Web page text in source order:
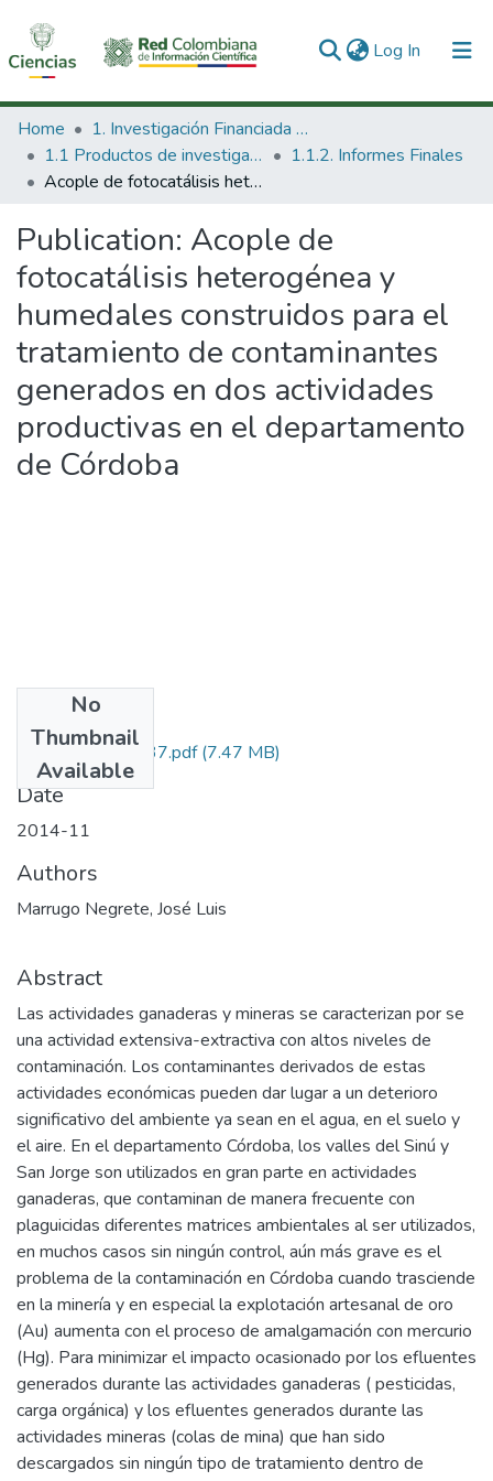
Log In (current)
Communities & Collections
All of DSpace
Home
1. Investigación Financiada con Recursos Públicos
1.1 Productos de investigación
1.1.2. Informes Finales
Acople de fotocatálisis heterogénea y humedales construidos para el tratamiento de contaminantes generados en dos actividades productivas en el departamento de Córdoba
Publication: Acople de
fotocatálisis heterogénea y
humedales construidos para el
tratamiento de contaminantes
generados en dos actividades
productivas en el departamento
de Córdoba
No
Thumbnail
Available
111254031137.pdf(7.47 MB)
Date
2014-11
Authors
Marrugo Negrete, José Luis
Abstract
Las actividades ganaderas y mineras se caracterizan por se
una actividad extensiva-extractiva con altos niveles de
contaminación. Los contaminantes derivados de estas
actividades económicas pueden dar lugar a un deterioro
significativo del ambiente ya sean en el agua, en el suelo y
el aire. En el departamento Córdoba, los valles del Sinú y
San Jorge son utilizados en gran parte en actividades
ganaderas, que contaminan de manera frecuente con
plaguicidas diferentes matrices ambientales al ser utilizados,
en muchos casos sin ningún control, aún más grave es el
problema de la contaminación en Córdoba cuando trasciende
en la minería y en especial la explotación artesanal de oro
(Au) aumenta con el proceso de amalgamación con mercurio
(Hg). Para minimizar el impacto ocasionado por los efluentes
generados durante las actividades ganaderas ( pesticidas,
carga orgánica) y los efluentes generados durante las
actividades mineras (colas de mina) que han sido
descargados sin ningún tipo de tratamiento dentro de